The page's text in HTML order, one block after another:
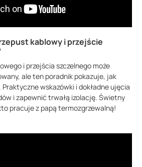
kablowy i przejście
i przejścia szczelnego może
ale ten poradnik pokazuje, jak
wskazówki i dokładne ujęcia
i zapewnić trwałą izolację. Świetny
pracuje z papą termozgrzewalną!